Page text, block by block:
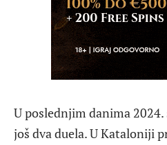
U poslednjim danima
još dva duela. U Kataloniji